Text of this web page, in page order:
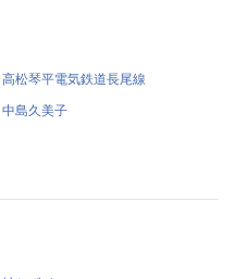
高松琴平電気鉄道長尾線
中島久美子